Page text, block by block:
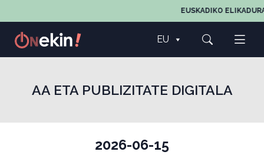
EUSKADIKO
EU
AA ETA PUBLIZITATE DIGITALA
2026-06-15